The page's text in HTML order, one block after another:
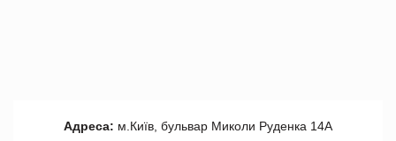
Адреса: м.Київ, бульвар Миколи Руденка 14А